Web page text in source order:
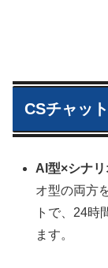
CSチャッ
AI型×シナ
オ型の両方
トで、24時
ます。